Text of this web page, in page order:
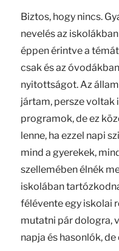
Biztos, hogy nincs.
nevelés az
éppen érintve a
csak és az
nyitottságot. Az
jártam, persze voltak
programok, de ez
lenne, ha ezzel napi
mind a gyerekek,
szellemében élnék
iskolában
félévente egy iskolai
mutatni pár dologra,
napja és hasonlók,